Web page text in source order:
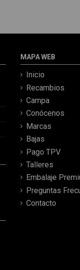
correcta y
MAPA WEB
Inicio
Recambios
Campa
Conócenos
Marcas
Bajas
Pago TPV
Talleres
Embalaje
Preguntas
Contacto